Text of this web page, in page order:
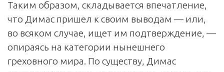
Таким образом, складывается впечатление,
что Димас пришел к своим выводам — или,
во всяком случае, ищет им подтверждение, —
опираясь на категории нынешнего
греховного мира. По существу, Димас